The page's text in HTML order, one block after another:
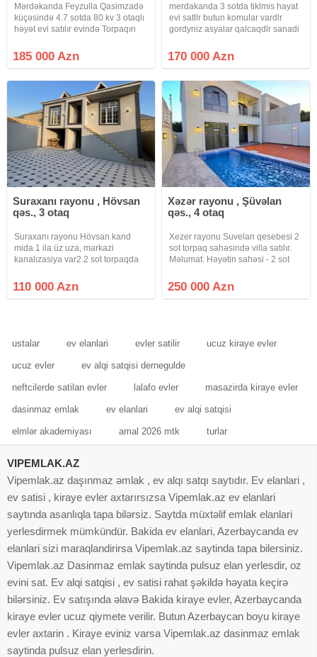
Mərdəkanda Feyzulla Qasimzadə
küçəsində 4.7 sotda 80 kv 3 otaqlı
həyət evi satılır evində Torpaqın
daimidi, kamera sistemi,
kondisaner var, torpli pol, kombi
185 000 Azn
merdakanda 3 sotda tiklmis hayat
evi satllr butun komular vardlr
gordyniz asyalar qalcaqdlr sanadi
xidmat haql 1% fayizdir
170 000 Azn
Suraxanı rayonu , Hövsan
qəs., 3 otaq
Suraxanı rayonu Hövsan kand
mida 1 ila üz uza, markazi
kanalızasiya var2.2 sot torpaqda
birinci martabada normal otaqlar
sanuzel var, yuxarıda 3 otaq 120
110 000 Azn
Xəzər rayonu , Şüvəlan
qəs., 4 otaq
Xezer rayonu Suvelan qesebesi 2
sot torpaq sahəsində villa satılır.
Məlumat: Həyətin sahəsi - 2 sot
■ Zal Mətbəx Sanitar qovşaq - 2+1
Həyətində Hovuz, sanuzeli ,
250 000 Azn
ustalar ev elanlari evler satilir ucuz kiraye evler
ucuz evler ev alqi satqisi dernegulde
neftcilerde satilan evler lalafo evler masazirda kiraye evler
dasinmaz emlak ev elanlari ev alqi satqisi
elmlər akademiyası amal 2026 mtk turlar
VIPEMLAK.AZ
Vipemlak.az daşınmaz əmlak , ev alqı satqı saytıdır. Ev elanlari ,
ev satisi , kiraye evler axtarırsızsa Vipemlak.az ev elanlari
saytında asanlıqla tapa bilərsiz. Saytda müxtəlif emlak elanlari
yerlesdirmek mümkündür. Bakida ev elanlari, Azerbaycanda ev
elanlari sizi maraqlandirirsa Vipemlak.az saytinda tapa bilersiniz.
Vipemlak.az Dasinmaz emlak saytinda pulsuz elan yerlesdir, oz
evini sat. Ev alqi satqisi , ev satisi rahat şəkildə həyata keçirə
bilərsiniz. Ev satışında əlavə Bakida kiraye evler, Azerbaycanda
kiraye evler ucuz qiymete verilir. Butun Azerbaycan boyu kiraye
evler axtarin . Kiraye eviniz varsa Vipemlak.az dasinmaz emlak
saytinda pulsuz elan yerlesdirin.